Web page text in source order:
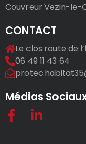
Couvreur Vezin-le-
CONTACT
Le clos route de
06 49 11 43 64
Médias